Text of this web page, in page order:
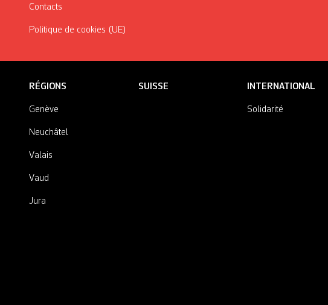
Contacts
Politique de cookies (UE)
RÉGIONS
Genève
Neuchâtel
Valais
Vaud
Jura
SUISSE INTERNATIONAL
Solidarité